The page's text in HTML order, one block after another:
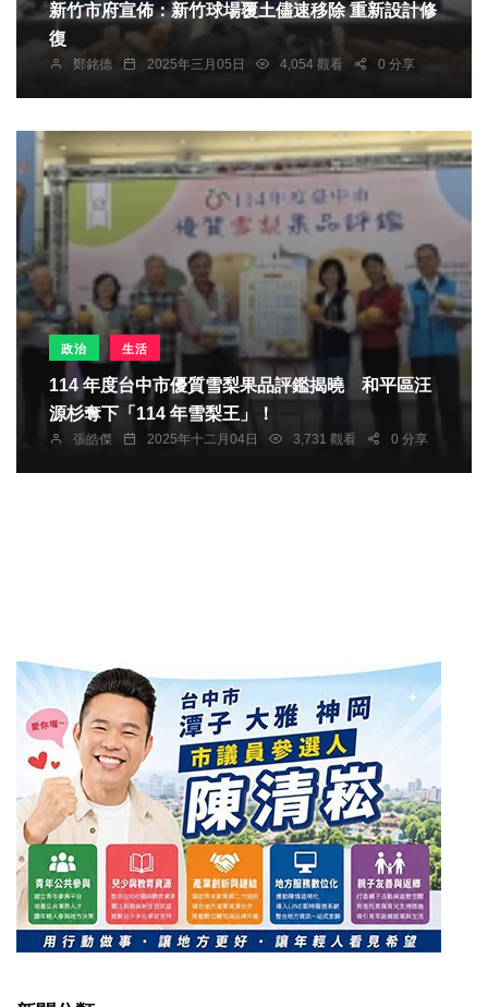
新竹市府宣佈：新竹球場覆土儘速移除 重新設計修
復
鄭銘德 2025年三月05日 4,054 觀看 0 分享
政治 生活
114 年度台中市優質雪梨果品評鑑揭曉 和平區汪
源杉奪下「114 年雪梨王」！
張皓傑 2025年十二月04日 3,731 觀看 0 分享